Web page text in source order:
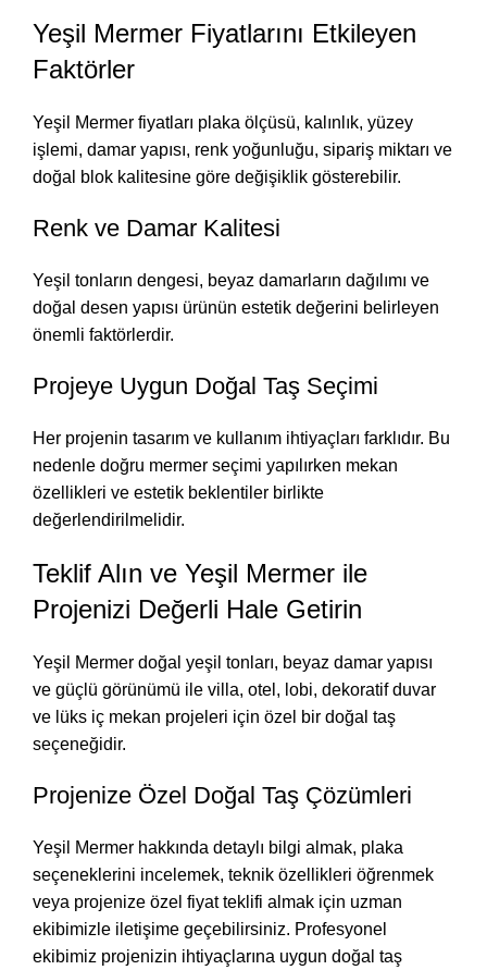
Yeşil Mermer Fiyatlarını Etkileyen
Faktörler
Yeşil Mermer fiyatları plaka ölçüsü, kalınlık, yüzey
işlemi, damar yapısı, renk yoğunluğu, sipariş miktarı ve
doğal blok kalitesine göre değişiklik gösterebilir.
Renk ve Damar Kalitesi
Yeşil tonların dengesi, beyaz damarların dağılımı ve
doğal desen yapısı ürünün estetik değerini belirleyen
önemli faktörlerdir.
Projeye Uygun Doğal Taş Seçimi
Her projenin tasarım ve kullanım ihtiyaçları farklıdır. Bu
nedenle doğru mermer seçimi yapılırken mekan
özellikleri ve estetik beklentiler birlikte
değerlendirilmelidir.
Teklif Alın ve Yeşil Mermer ile
Projenizi Değerli Hale Getirin
Yeşil Mermer doğal yeşil tonları, beyaz damar yapısı
ve güçlü görünümü ile villa, otel, lobi, dekoratif duvar
ve lüks iç mekan projeleri için özel bir doğal taş
seçeneğidir.
Projenize Özel Doğal Taş Çözümleri
Yeşil Mermer hakkında detaylı bilgi almak, plaka
seçeneklerini incelemek, teknik özellikleri öğrenmek
veya projenize özel fiyat teklifi almak için uzman
ekibimizle iletişime geçebilirsiniz. Profesyonel
ekibimiz projenizin ihtiyaçlarına uygun doğal taş